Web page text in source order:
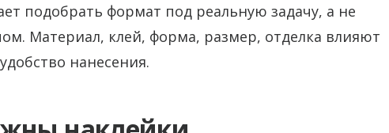
подобрать формат под реальную задачу, а не
Материал, клей, форма, размер, отделка влияют
нанесения.